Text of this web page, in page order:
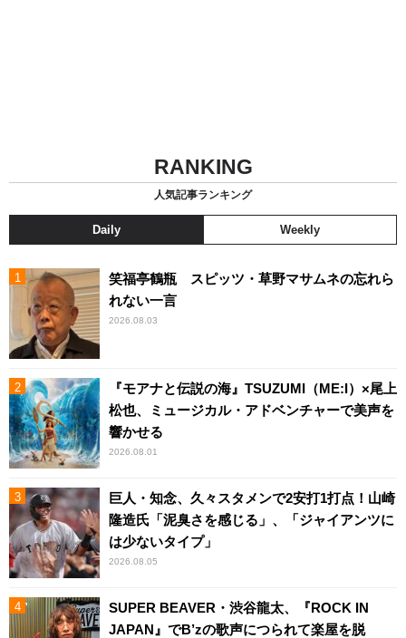
RANKING
人気記事ランキング
Daily Weekly
笑福亭鶴瓶 スピッツ・草野マサムネの忘れら
れない一言
2026.08.03
『モアナと伝説の海』TSUZUMI（ME:I）×尾上
松也、ミュージカル・アドベンチャーで美声を
響かせる
2026.08.01
巨人・知念、久々スタメンで2安打1打点！山崎
隆造氏「泥臭さを感じる」、「ジャイアンツに
は少ないタイプ」
2026.08.05
SUPER BEAVER・渋谷龍太、『ROCK IN
JAPAN』でB’zの歌声につられて楽屋を脱